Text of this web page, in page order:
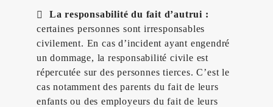
La responsabilité du fait d’autrui :
certaines personnes sont irresponsables
civilement. En cas d’incident ayant engendré
un dommage, la responsabilité civile est
répercutée sur des personnes tierces. C’est le
cas notamment des parents du fait de leurs
enfants ou des employeurs du fait de leurs